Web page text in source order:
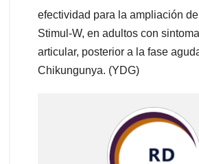
efectividad para la ampliación
Stimul-W, en adultos con
articular, posterior a la fase
Chikungunya. (YDG)